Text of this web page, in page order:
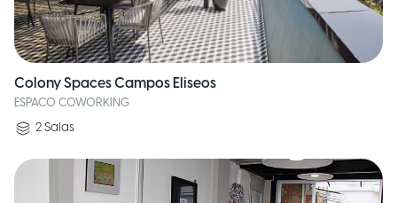
Colony Spaces Campos Eliseos
ESPACO COWORKING
2 Salas